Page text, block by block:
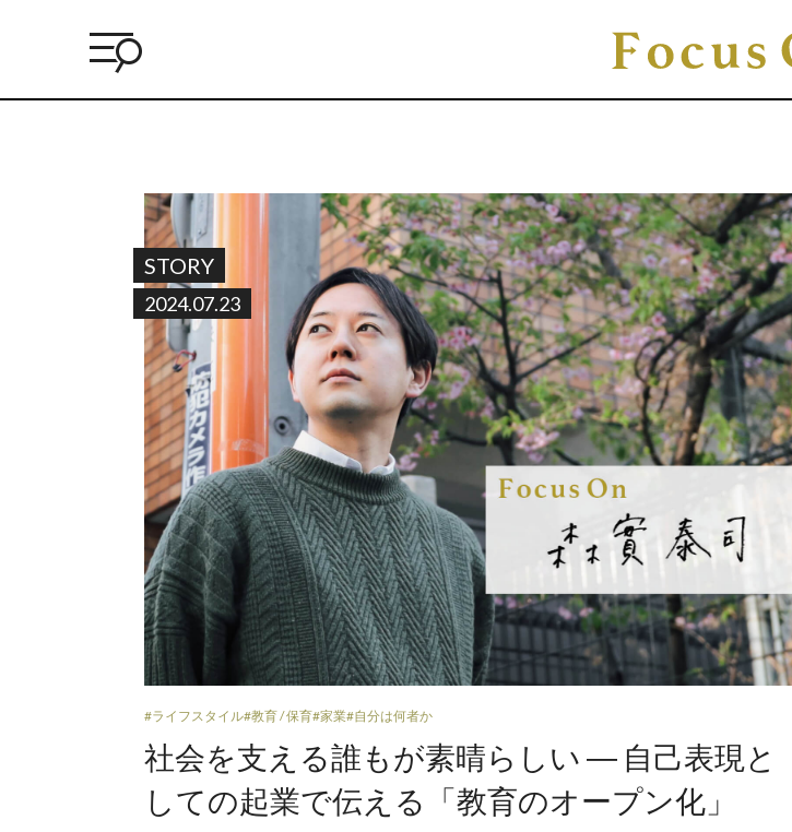
STORY
2024.07.23
#ライフスタイル#教育 / 保育#家業#自分は何者か
社会を支える誰もが素晴らしい ― 自己表現と
しての起業で伝える「教育のオープン化」